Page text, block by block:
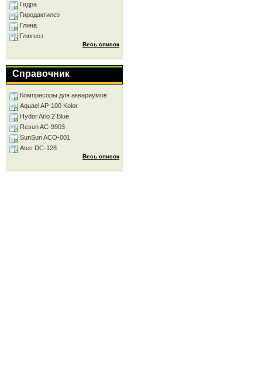
Гидра
Гиродактилез
Глина
Глюгеоз
Весь список
Справочник
Компресоры для аквариумов
Aquael AP-100 Kolor
Hydor Ario 2 Blue
Resun AC-9903
SunSun ACO-001
Atec DC-128
Весь список